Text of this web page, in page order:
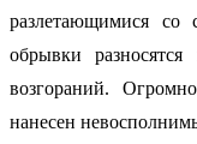
разлетающимися со
обрывки
возгораний.
нанесен